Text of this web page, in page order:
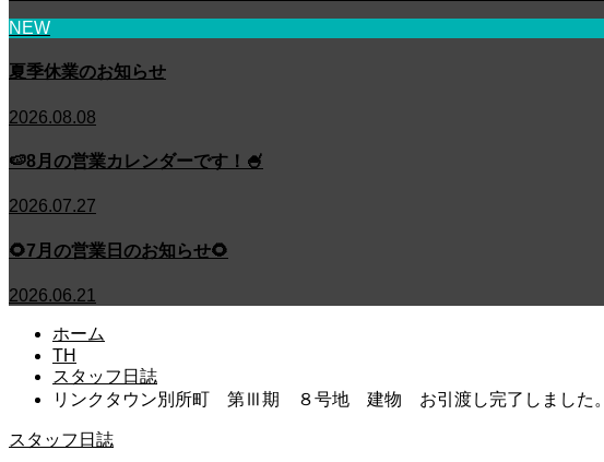
NEW
夏季休業のお知らせ
2026.08.08
🍉8月の営業カレンダーです！🍧
2026.07.27
🌻7月の営業日のお知らせ🌻
2026.06.21
ホーム
TH
スタッフ日誌
リンクタウン別所町 第Ⅲ期 ８号地 建物 お引渡し完了しました。
スタッフ日誌